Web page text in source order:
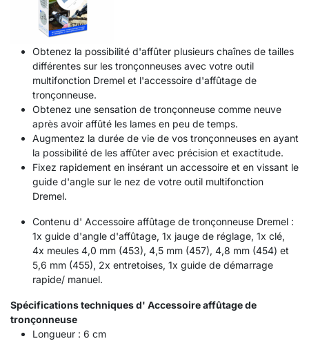
Obtenez la possibilité d'affûter plusieurs chaînes de tailles
différentes sur les tronçonneuses avec votre outil
multifonction Dremel et l'accessoire d'affûtage de
tronçonneuse.
Obtenez une sensation de tronçonneuse comme neuve
après avoir affûté les lames en peu de temps.
Augmentez la durée de vie de vos tronçonneuses en ayant
la possibilité de les affûter avec précision et exactitude.
Fixez rapidement en insérant un accessoire et en vissant le
guide d'angle sur le nez de votre outil multifonction
Dremel.
Contenu d' Accessoire affûtage de tronçonneuse Dremel :
1x guide d'angle d'affûtage, 1x jauge de réglage, 1x clé,
4x meules 4,0 mm (453), 4,5 mm (457), 4,8 mm (454) et
5,6 mm (455), 2x entretoises, 1x guide de démarrage
rapide/ manuel.
Spécifications techniques d' Accessoire affûtage de
tronçonneuse
Longueur : 6 cm